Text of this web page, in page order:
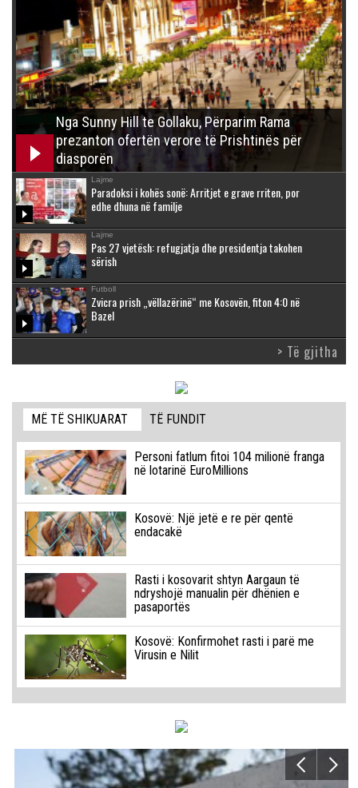
Nga Sunny Hill te Gollaku, Përparim Rama
prezanton ofertën verore të Prishtinës për
diasporën
Lajme
Paradoksi i kohës sonë: Arritjet e grave rriten, por
edhe dhuna në familje
Lajme
Pas 27 vjetësh: refugjatja dhe presidentja takohen
sërish
Futboll
Zvicra prish „vëllazërinë“ me Kosovën, fiton 4:0 në
Bazel
> Të gjitha
MË TË SHIKUARAT TË FUNDIT
Personi fatlum fitoi 104 milionë franga
në lotarinë EuroMillions
Kosovë: Një jetë e re për qentë
endacakë
Rasti i kosovarit shtyn Aargaun të
ndryshojë manualin për dhënien e
pasaportës
Kosovë: Konfirmohet rasti i parë me
Virusin e Nilit